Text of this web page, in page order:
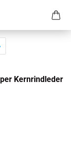
Kern­rind­le­der